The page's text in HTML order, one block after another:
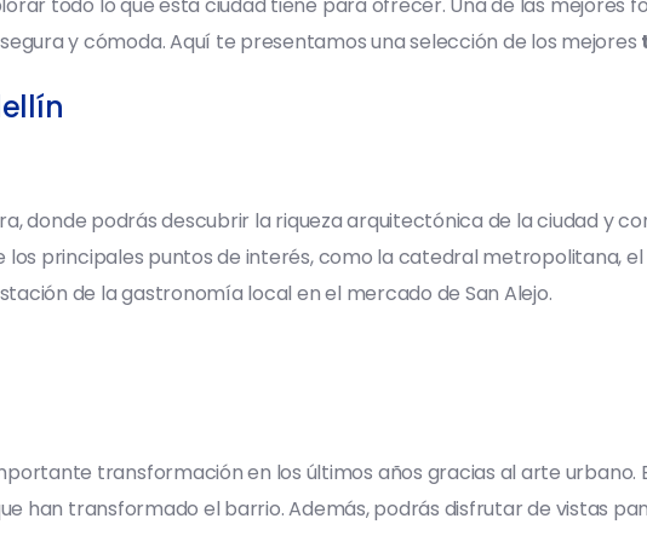
todo lo que esta ciudad tiene para ofrecer. Una de las mejores
y cómoda. Aquí te presentamos una selección de los mejores
donde podrás descubrir la riqueza arquitectónica de la ciudad y
principales puntos de interés, como la catedral metropolitana, el
de la gastronomía local en el mercado de San Alejo.
transformación en los últimos años gracias al arte urbano.
han transformado el barrio. Además, podrás disfrutar de vistas